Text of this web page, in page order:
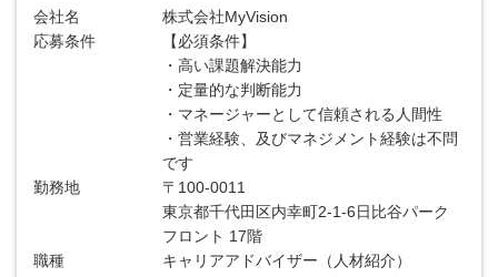
会社名
株式会社MyVision
応募条件
【必須条件】
・高い課題解決能力
・定量的な判断能力
・マネージャーとして信頼される人間性
・営業経験、及びマネジメント経験は不問
です
勤務地
〒100-0011
東京都千代田区内幸町2-1-6日比谷パーク
フロント 17階
職種
キャリアアドバイザー（人材紹介）